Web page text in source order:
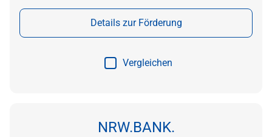
Details zur Förderung
Vergleichen
NRW.BANK.